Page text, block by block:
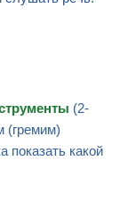
(2-
(гремим)
показать какой